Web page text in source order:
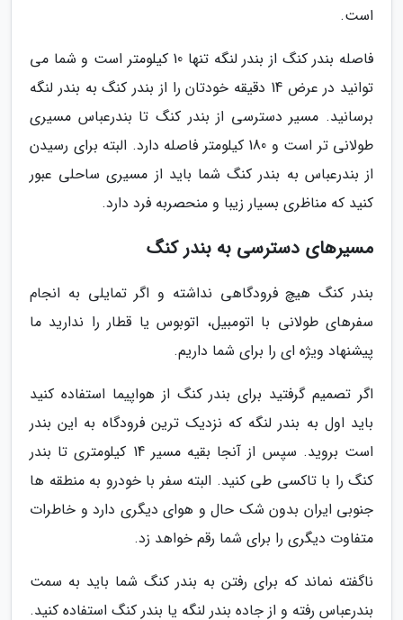
است.
فاصله بندر کنگ از بندر لنگه تنها 10 کیلومتر است و شما می
توانید در عرض 14 دقیقه خودتان را از بندر کنگ به بندر لنگه
برسانید. مسیر دسترسی از بندر کنگ تا بندرعباس مسیری
طولانی تر است و 180 کیلومتر فاصله دارد. البته برای رسیدن
از بندرعباس به بندر کنگ شما باید از مسیری ساحلی عبور
کنید که مناظری بسیار زیبا و منحصربه فرد دارد.
مسیرهای دسترسی به بندر کنگ
بندر کنگ هیچ فرودگاهی نداشته و اگر تمایلی به انجام
سفرهای طولانی با اتومبیل، اتوبوس یا قطار را ندارید ما
پیشنهاد ویژه ای را برای شما داریم.
اگر تصمیم گرفتید برای بندر کنگ از هواپیما استفاده کنید
باید اول به بندر لنگه که نزدیک ترین فرودگاه به این بندر
است بروید. سپس از آنجا بقیه مسیر 14 کیلومتری تا بندر
کنگ را با تاکسی طی کنید. البته سفر با خودرو به منطقه ها
جنوبی ایران بدون شک حال و هوای دیگری دارد و خاطرات
متفاوت دیگری را برای شما رقم خواهد زد.
ناگفته نماند که برای رفتن به بندر کنگ شما باید به سمت
بندرعباس رفته و از جاده بندر لنگه یا بندر کنگ استفاده کنید.